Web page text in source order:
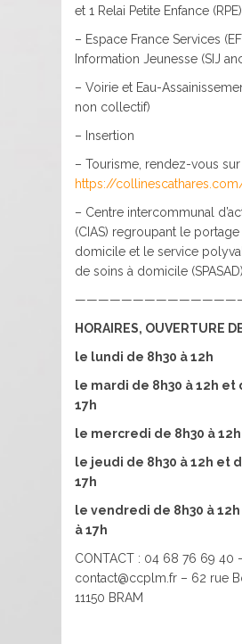
et 1 Relai Petite Enfance (RPE)
– Espace France Services
Information Jeunesse (SIJ
– Voirie et Eau-
non collectif)
– Insertion
– Tourisme, rendez-vous sur
https://
– Centre intercommunal
(CIAS) regroupant le
domicile et le service
de soins à domicile (SPASAD)
HORAIRES, OUVERTURE
le lundi de 8h30 à 12h
le mardi de 8h30 à 12h et
17h
le mercredi de 8h30 à 12h
le jeudi de 8h30 à 12h et
17h
le vendredi de 8h30 à 12h
à 17h
CONTACT : 04 68 76 69 40
contact@ccplm.fr – 62 rue
11150 BRAM